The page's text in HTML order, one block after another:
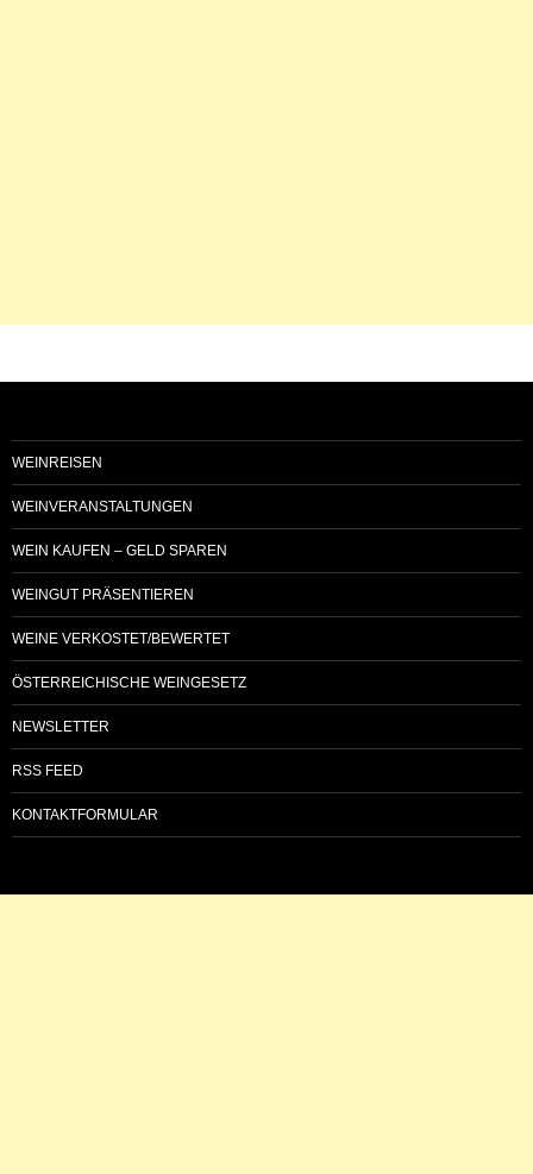
WEINREISEN
WEINVERANSTALTUNGEN
WEIN KAUFEN – GELD SPAREN
WEINGUT PRÄSENTIEREN
WEINE VERKOSTET/BEWERTET
ÖSTERREICHISCHE WEINGESETZ
NEWSLETTER
RSS FEED
KONTAKTFORMULAR